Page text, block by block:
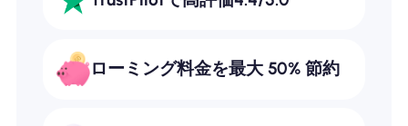
ローミング料金を最大 50% 節約